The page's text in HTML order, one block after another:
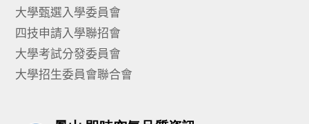
大學甄選入學委員會
四技申請入學聯招會
大學考試分發委員會
大學招生委員會聯合會